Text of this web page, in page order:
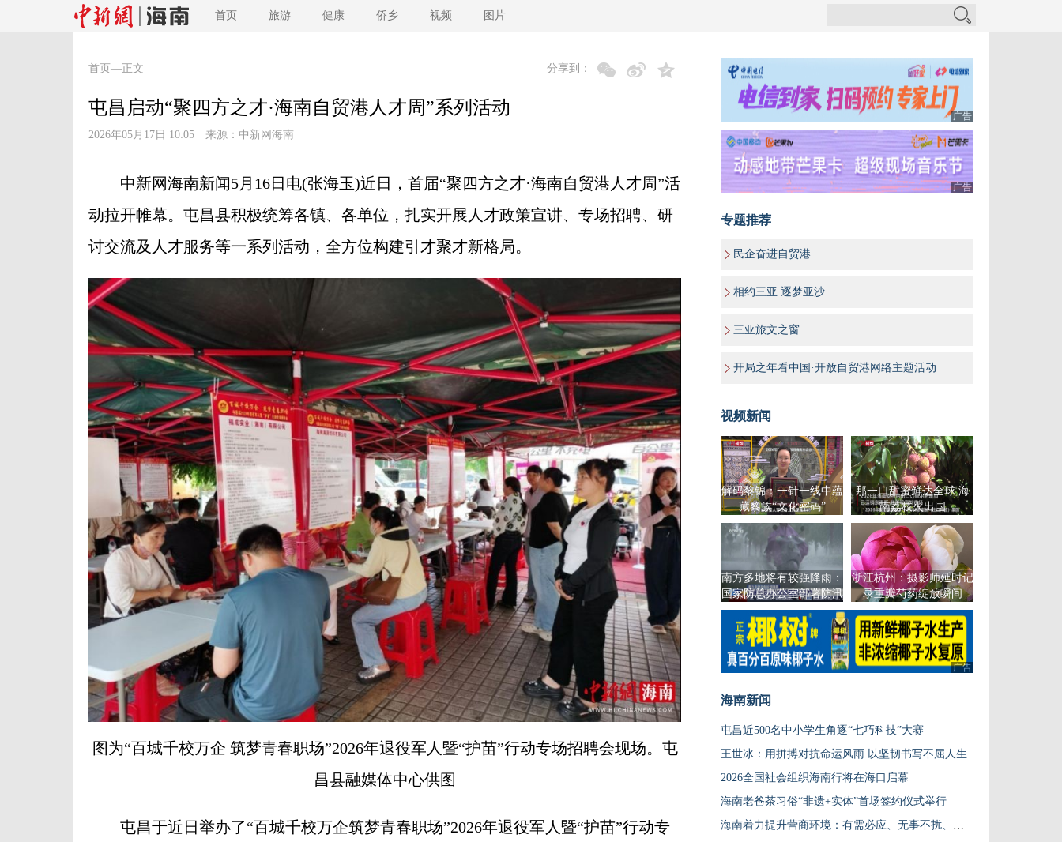
首页 旅游 健康 侨乡 视频 图片
首页 —正文 分享到：
屯昌启动“聚四方之才·海南自贸港人才周”系列活动
2026年05月17日 10:05 来源： 中新网海南
中新网海南新闻5月16日电(张海玉)近日，首届“聚四方之才·海南自贸港人才周”活
动拉开帷幕。屯昌县积极统筹各镇、各单位，扎实开展人才政策宣讲、专场招聘、研
讨交流及人才服务等一系列活动，全方位构建引才聚才新格局。
图为“百城千校万企 筑梦青春职场”2026年退役军人暨“护苗”行动专场招聘会现场。屯
昌县融媒体中心供图
屯昌于近日举办了“百城千校万企筑梦青春职场”2026年退役军人暨“护苗”行动专
广告
广告
专题推荐
民企奋进自贸港
相约三亚 逐梦亚沙
三亚旅文之窗
开局之年看中国·开放自贸港网络主题活动
视频新闻
解码黎锦：一针一线中蕴
藏黎族“文化密码”
那一口甜蜜鲜达全球 海
南荔枝火出国
南方多地将有较强降雨：
国家防总办公室部署防汛
工作
浙江杭州：摄影师延时记
录重瓣芍药绽放瞬间
广告
海南新闻
屯昌近500名中小学生角逐“七巧科技”大赛
王世冰：用拼搏对抗命运风雨 以坚韧书写不屈人生
2026全国社会组织海南行将在海口启幕
海南老爸茶习俗“非遗+实体”首场签约仪式举行
海南着力提升营商环境：有需必应、无事不扰、有诺必践